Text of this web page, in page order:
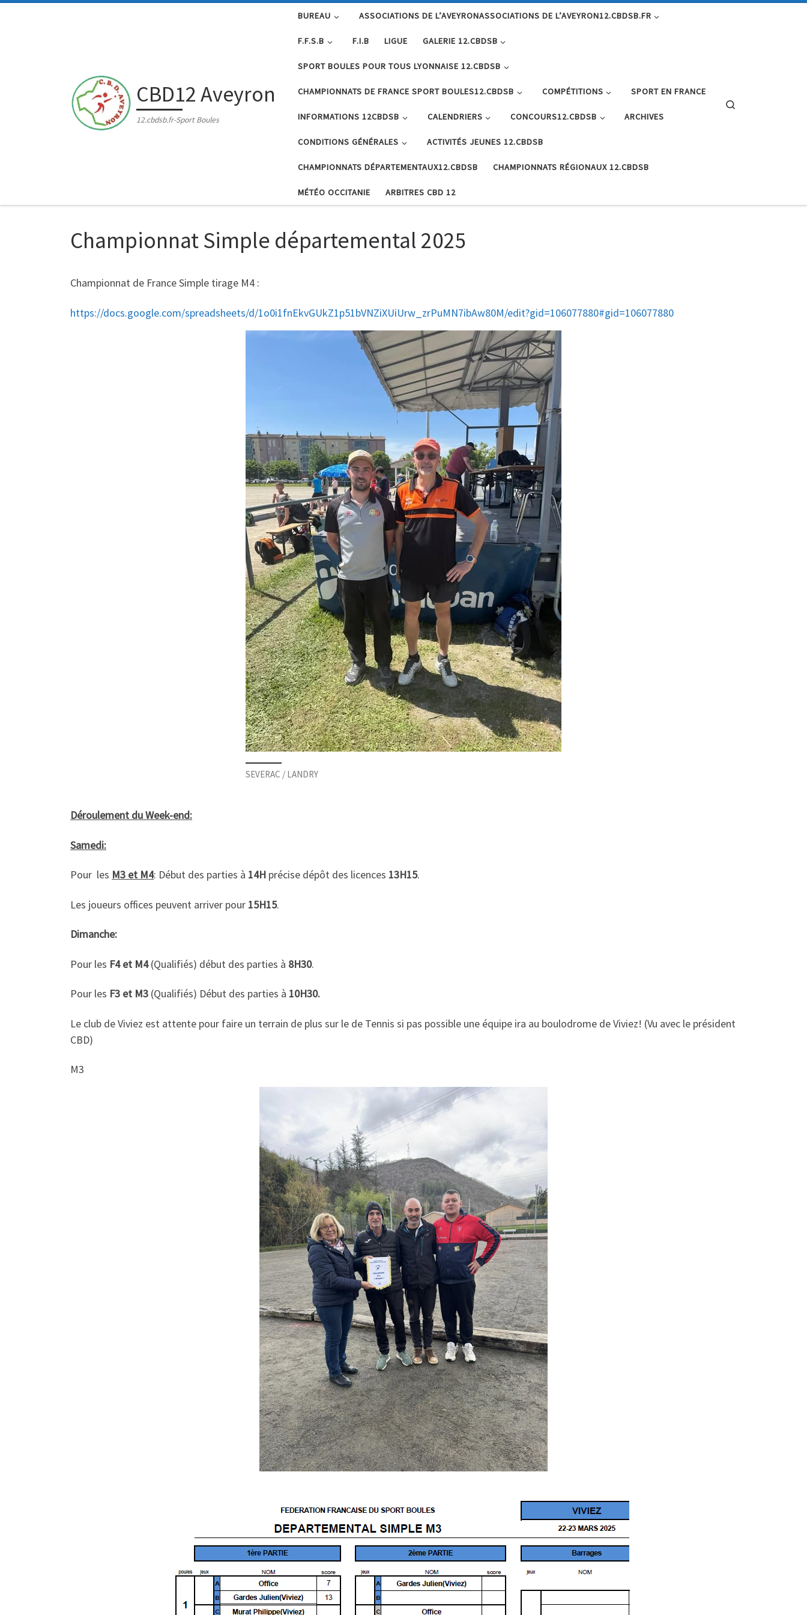
CBD12 Aveyron
12.cbdsb.fr-Sport Boules
BUREAU ASSOCIATIONS DE L’AVEYRONASSOCIATIONS DE L’AVEYRON12.CBDSB.FR
F.F.S.B F.I.B LIGUE GALERIE 12.CBDSB
SPORT BOULES POUR TOUS LYONNAISE 12.CBDSB
CHAMPIONNATS DE FRANCE SPORT BOULES12.CBDSB COMPÉTITIONS SPORT EN FRANCE
INFORMATIONS 12CBDSB CALENDRIERS CONCOURS12.CBDSB ARCHIVES
CONDITIONS GÉNÉRALES ACTIVITÉS JEUNES 12.CBDSB
CHAMPIONNATS DÉPARTEMENTAUX12.CBDSB CHAMPIONNATS RÉGIONAUX 12.CBDSB
MÉTÉO OCCITANIE ARBITRES CBD 12
Championnat Simple départemental 2025
Championnat de France Simple tirage M4 :
https://docs.google.com/spreadsheets/d/1o0i1fnEkvGUkZ1p51bVNZiXUiUrw_zrPuMN7ibAw80M/edit?gid=106077880#gid=106077880
SEVERAC / LANDRY
Déroulement du Week-end:
Samedi:
Pour les M3 et M4: Début des parties à 14H précise dépôt des licences 13H15.
Les joueurs offices peuvent arriver pour 15H15.
Dimanche:
Pour les F4 et M4(Qualifiés) début des parties à 8H30.
Pour les F3 et M3 (Qualifiés) Début des parties à 10H30.
Le club de Viviez est attente pour faire un terrain de plus sur le de Tennis si pas possible une équipe ira au boulodrome de Viviez! (Vu avec le président
CBD)
M3